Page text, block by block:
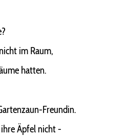
im Raum,
hatten.
Freundin.
Äpfel nicht -